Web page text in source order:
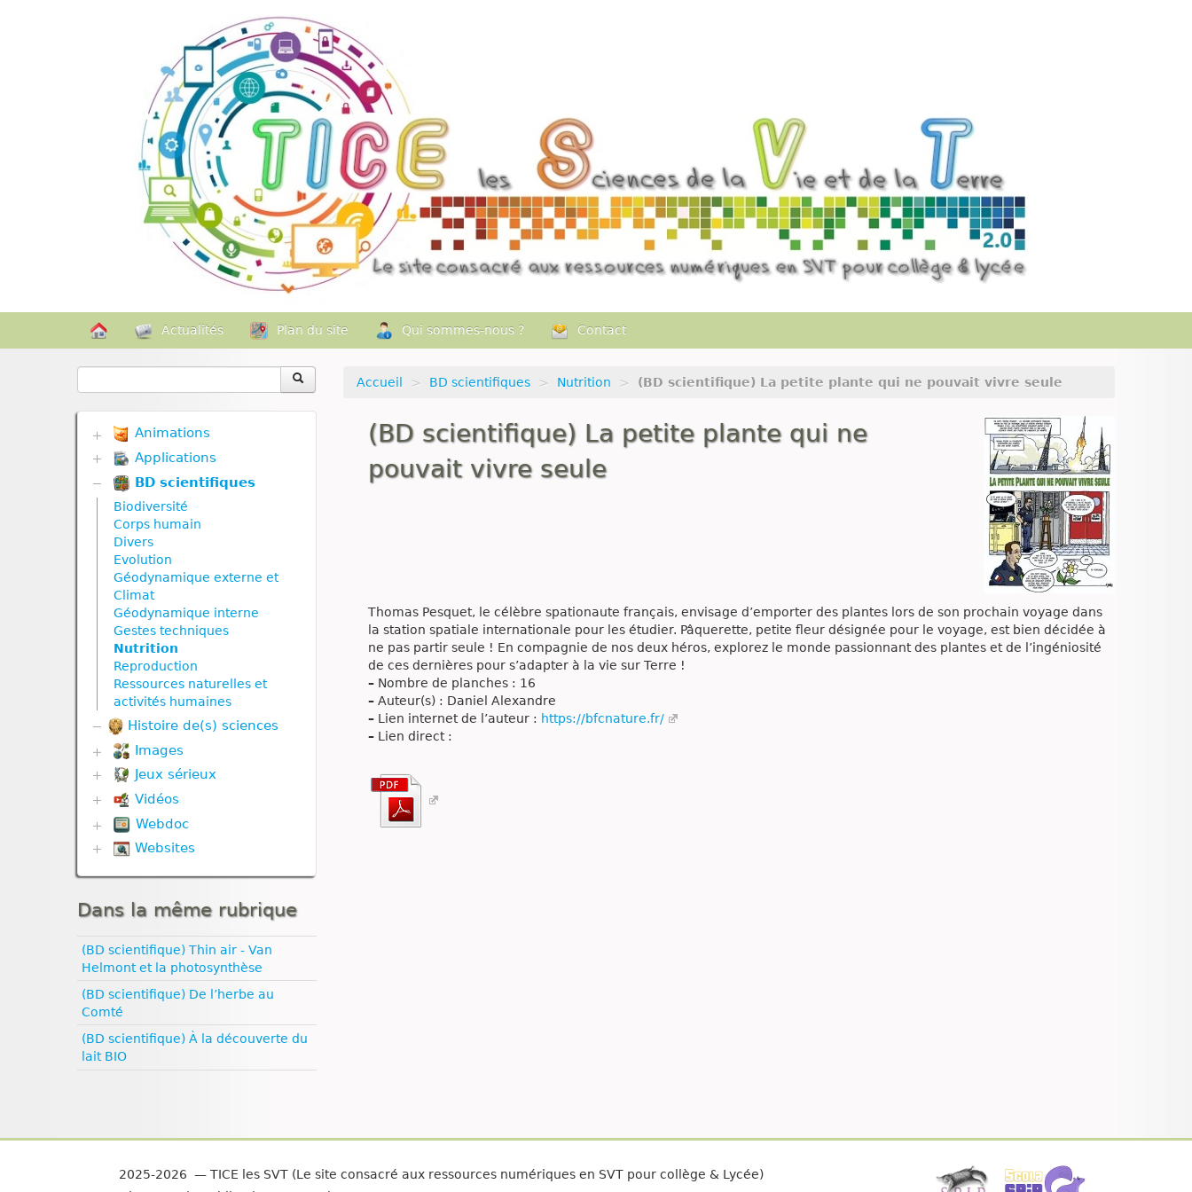
Actualités Plan du site Qui sommes-nous ? Contact
Accueil > BD scientifiques > Nutrition > (BD scientifique) La petite plante qui ne pouvait vivre seule
(BD scientifique) La petite plante qui ne
pouvait vivre seule
Thomas Pesquet, le célèbre spationaute français, envisage d’emporter des plantes lors de son prochain voyage dans
la station spatiale internationale pour les étudier. Pâquerette, petite fleur désignée pour le voyage, est bien décidée à
ne pas partir seule ! En compagnie de nos deux héros, explorez le monde passionnant des plantes et de l’ingéniosité
de ces dernières pour s’adapter à la vie sur Terre !
– Nombre de planches : 16
– Auteur(s) : Daniel Alexandre
– Lien internet de l’auteur : https://bfcnature.fr/
– Lien direct :
Animations
Biodiversité
Communication hormonale
Communication nerveuse
Corps humain
Défense immunitaire
Divers
Génétique
Géodynamique externe
Géodynamique interne
Nutrition
Nutrition animale
Nutrition végétale
Reproduction
Reproduction animale
Ressources naturelles et
pollution
Applications
Biodiversité
Communication hormonale
Communication nerveuse
Corps humain
Défense immunitaire
Divers
Evolution
Génétique
Géodynamique externe
Géodynamique interne
Molécule
Nutrition
Nutrition animale
Reproduction
Reproduction animale
Reproduction végétale
Univers et planètes
BD scientifiques
Biodiversité
Corps humain
Divers
Evolution
Géodynamique externe et
Climat
Géodynamique interne
Gestes techniques
Nutrition
Reproduction
Ressources naturelles et
activités humaines
Histoire de(s) sciences
Images
Corps humain
Jeux sérieux
Biodiversité
Défense immunitaire
Divers
Evolution
Nutrition
Nutrition animale
Nutrition végétale
Ressources naturelles et
Vidéos
Communication hormonale
Communication nerveuse
Corps humain
Défense immunitaire
Nutrition
Reproduction
Reproduction animale
Webdoc
Biodiversité
Défense immunitaire
Evolution
Génétique
Géodynamique externe
Géodynamique interne
Ressources naturelles et
pollution
Websites
Biologie
Esprit critique
Géologie
Médias
Pédagogie
Santé
Sexualité
Vulgarisation scientifique
Égalité filles‑garçons
Dans la même rubrique
(BD scientifique) Thin air - Van
Helmont et la photosynthèse
(BD scientifique) De l’herbe au
Comté
(BD scientifique) À la découverte du
lait BIO
2025-2026 — TICE les SVT (Le site consacré aux ressources numériques en SVT pour collège & Lycée)